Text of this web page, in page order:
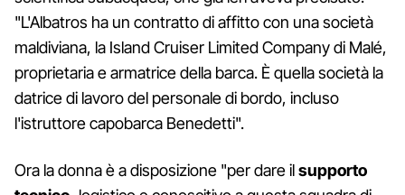
"L'Albatros ha un contratto di affitto con una società
maldiviana, la Island Cruiser Limited Company di Malé,
proprietaria e armatrice della barca. È quella società la
datrice di lavoro del personale di bordo, incluso
l'istruttore capobarca Benedetti".
Ora la donna è a disposizione "per dare ilsupporto